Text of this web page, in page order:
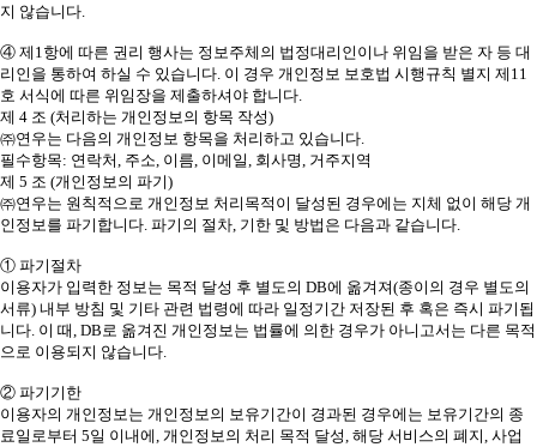
지 않습니다.
④ 제1항에 따른 권리 행사는 정보주체의 법정대리인이나 위임을 받은 자 등 대
리인을 통하여 하실 수 있습니다. 이 경우 개인정보 보호법 시행규칙 별지 제11
호 서식에 따른 위임장을 제출하셔야 합니다.
제 4 조 (처리하는 개인정보의 항목 작성)
㈜연우는 다음의 개인정보 항목을 처리하고 있습니다.
필수항목: 연락처, 주소, 이름, 이메일, 회사명, 거주지역
제 5 조 (개인정보의 파기)
㈜연우는 원칙적으로 개인정보 처리목적이 달성된 경우에는 지체 없이 해당 개
인정보를 파기합니다. 파기의 절차, 기한 및 방법은 다음과 같습니다.
① 파기절차
이용자가 입력한 정보는 목적 달성 후 별도의 DB에 옮겨져(종이의 경우 별도의
서류) 내부 방침 및 기타 관련 법령에 따라 일정기간 저장된 후 혹은 즉시 파기됩
니다. 이 때, DB로 옮겨진 개인정보는 법률에 의한 경우가 아니고서는 다른 목적
으로 이용되지 않습니다.
② 파기기한
이용자의 개인정보는 개인정보의 보유기간이 경과된 경우에는 보유기간의 종
료일로부터 5일 이내에, 개인정보의 처리 목적 달성, 해당 서비스의 폐지, 사업